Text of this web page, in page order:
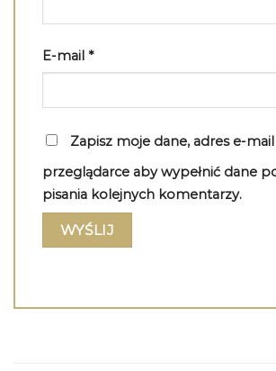
E-mail *
Zapisz moje dane, adres e-
przeglądarce aby wypełnić dane
pisania kolejnych komentarzy.